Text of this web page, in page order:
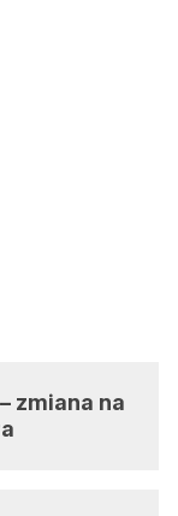
zmiana na